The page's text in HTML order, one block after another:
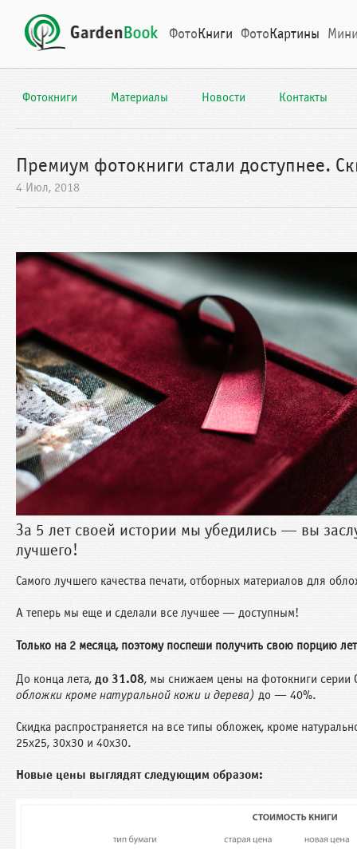
ФотоКниги ФотоКартины
Фотокниги Материалы Новости Контакты
Премиум фотокниги стали доступнee.
4 Июл, 2018
За 5 лет своей истории мы убедились — вы
лучшего!
Самого лучшего качества печати, отборных материалов для
А теперь мы еще и сделали все лучшее — доступным!
Только на 2 месяца, поэтому поспеши получить свою порцию
До конца лета, до 31.08, мы снижаем цены на фотокниги серии
обложки кроме натуральной кожи и дерева) до — 40%.
Скидка распространяется на все типы обложек, кроме
25х25, 30х30 и 40х30.
Новые цены выглядят следующим образом: